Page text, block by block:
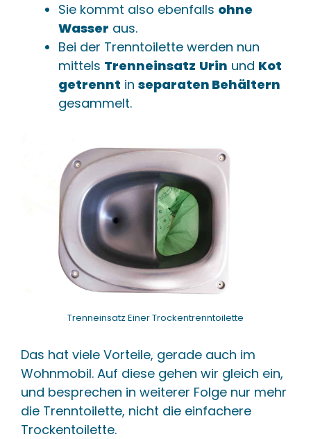
Sie kommt also ebenfalls ohne
Wasser aus.
Bei der Trenntoilette werden nun
mittels Trenneinsatz Urin und Kot
getrennt in separaten Behältern
gesammelt.
Trenneinsatz Einer Trockentrenntoilette
Das hat viele Vorteile, gerade auch im
Wohnmobil. Auf diese gehen wir gleich ein,
und besprechen in weiterer Folge nur mehr
die Trenntoilette, nicht die einfachere
Trockentoilette.